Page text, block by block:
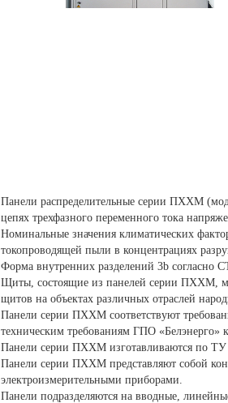
Панели распределительные серии ПХХМ
цепях трехфазного переменного тока
Номинальные значения климатических
токопроводящей пыли в концентрациях
Форма внутренних разделений 3b согласно
Щиты, состоящие из панелей серии ПХХМ,
щитов на объектах различных отраслей
Панели серии ПХХМ соответствуют
техническим требованиям ГПО
Панели серии ПХХМ изготавливаются по ТУ
Панели серии ПХХМ представляют собой
электроизмерительными приборами.
Панели подразделяются на вводные,